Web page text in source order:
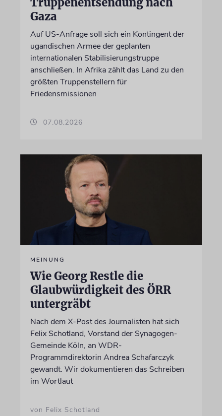
Gaza
Auf US-Anfrage soll sich ein Kontingent der
ugandischen Armee der geplanten
internationalen Stabilisierungstruppe
anschließen. In Afrika zählt das Land zu den
größten Truppenstellern für
Friedensmissionen
07.08.2026
MEINUNG
Wie Georg Restle die
Glaubwürdigkeit des ÖRR
untergräbt
Nach dem X-Post des Journalisten hat sich
Felix Schotland, Vorstand der Synagogen-
Gemeinde Köln, an WDR-
Programmdirektorin Andrea Schafarczyk
gewandt. Wir dokumentieren das Schreiben
im Wortlaut
von Felix Schotland